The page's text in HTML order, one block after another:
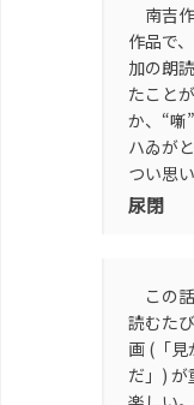
南吉
作品で
加の朗
たこと
か、“噺
ハゐが
つい思
尿閉
この
読むた
画 (「見
だ」) が